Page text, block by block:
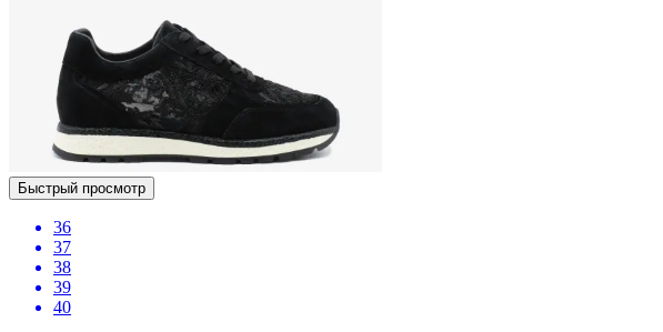
Быстрый просмотр
36
37
38
39
40